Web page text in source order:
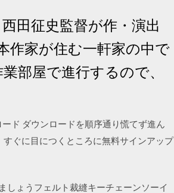
田征史監督が作・演出
作家が住む一軒家の中で
部屋で進行するので、
ド ダウンロードを順序通り慌てず進ん
ぐに目につくところに無料サインアップ
ょうフェルト裁縫キーチェーンソーイ